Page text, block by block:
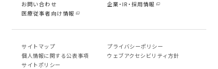
お問い合わせ
企業・IR・採用情報
医療従事者向け情報
サイトマップ
プライバシーポリシー
個⼈情報に関する公表事項
ウェブアクセシビリティ方針
サイトポリシー